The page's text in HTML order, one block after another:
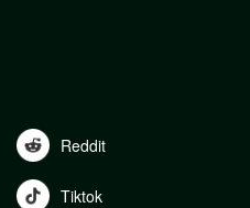
Reddit
Tiktok